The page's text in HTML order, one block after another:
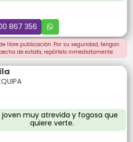
867 356
libre publicación. Por su seguridad, tengan
de estafa, repórtelo inmediatamente.
joven muy atrevida y fogosa que
quiere verte.